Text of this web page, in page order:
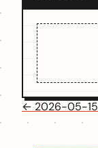
← 2026-05-15